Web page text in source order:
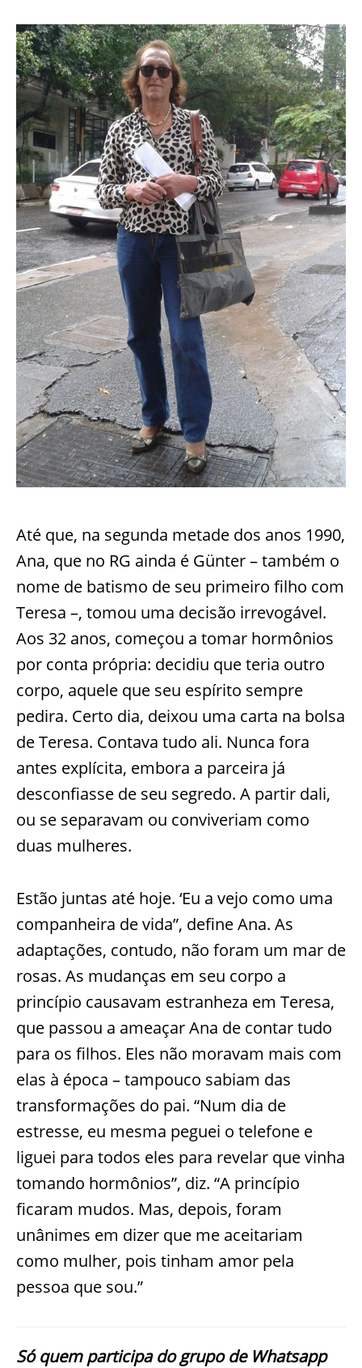
Até que, na segunda metade dos anos 1990,
Ana, que no RG ainda é Günter – também o
nome de batismo de seu primeiro filho com
Teresa –, tomou uma decisão irrevogável.
Aos 32 anos, começou a tomar hormônios
por conta própria: decidiu que teria outro
corpo, aquele que seu espírito sempre
pedira. Certo dia, deixou uma carta na bolsa
de Teresa. Contava tudo ali. Nunca fora
antes explícita, embora a parceira já
desconfiasse de seu segredo. A partir dali,
ou se separavam ou conviveriam como
duas mulheres.
Estão juntas até hoje. ‘Eu a vejo como uma
companheira de vida”, define Ana. As
adaptações, contudo, não foram um mar de
rosas. As mudanças em seu corpo a
princípio causavam estranheza em Teresa,
que passou a ameaçar Ana de contar tudo
para os filhos. Eles não moravam mais com
elas à época – tampouco sabiam das
transformações do pai. “Num dia de
estresse, eu mesma peguei o telefone e
liguei para todos eles para revelar que vinha
tomando hormônios”, diz. “A princípio
ficaram mudos. Mas, depois, foram
unânimes em dizer que me aceitariam
como mulher, pois tinham amor pela
pessoa que sou.”
Só quem participa do grupo de Whatsapp